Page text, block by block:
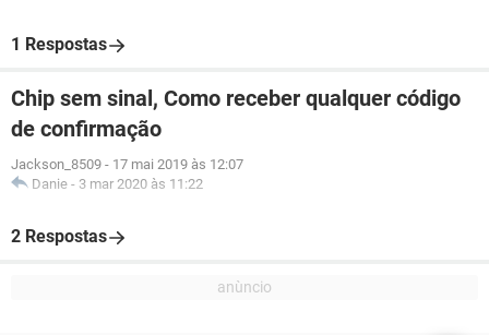
1 Respostas
Chip sem sinal, Como receber qualquer código
de confirmação
Jackson_8509 - 17 mai 2019 às 12:07
Danie - 3 mar 2020 às 11:22
2 Respostas